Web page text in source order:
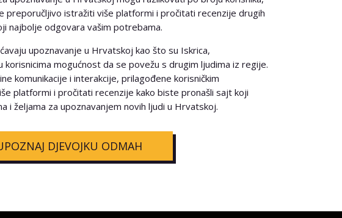
preporučljivo istražiti više platformi i pročitati recenzije drugih
najbolje odgovara vašim potrebama.
upoznavanje u Hrvatskoj kao što su Iskrica,
korisnicima mogućnost da se povežu s drugim ljudima iz regije.
komunikacije i interakcije, prilagođene korisničkim
platformi i pročitati recenzije kako biste pronašli sajt koji
i željama za upoznavanjem novih ljudi u Hrvatskoj.
DJEVOJKU ODMAH